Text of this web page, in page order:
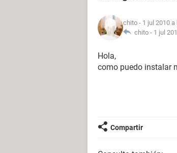
chito - 1 jul 2010 a
chito - 1 jul
Hola,
como puedo instalar
Compartir